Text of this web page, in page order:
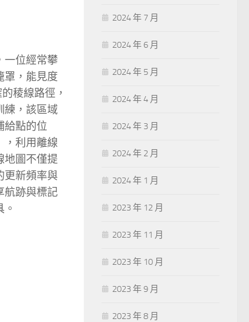
一位經常攀
罩，能見度
稜線路徑，
練，該區域
給點的位
，利用離線
地圖不僅提
更新頻率與
航跡與標記
2024 年 7 月
2024 年 6 月
2024 年 5 月
2024 年 4 月
2024 年 3 月
2024 年 2 月
2024 年 1 月
2023 年 12 月
2023 年 11 月
2023 年 10 月
2023 年 9 月
2023 年 8 月